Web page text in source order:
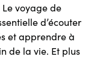
Le voyage de
d’écouter
et apprendre à
de la vie. Et plus